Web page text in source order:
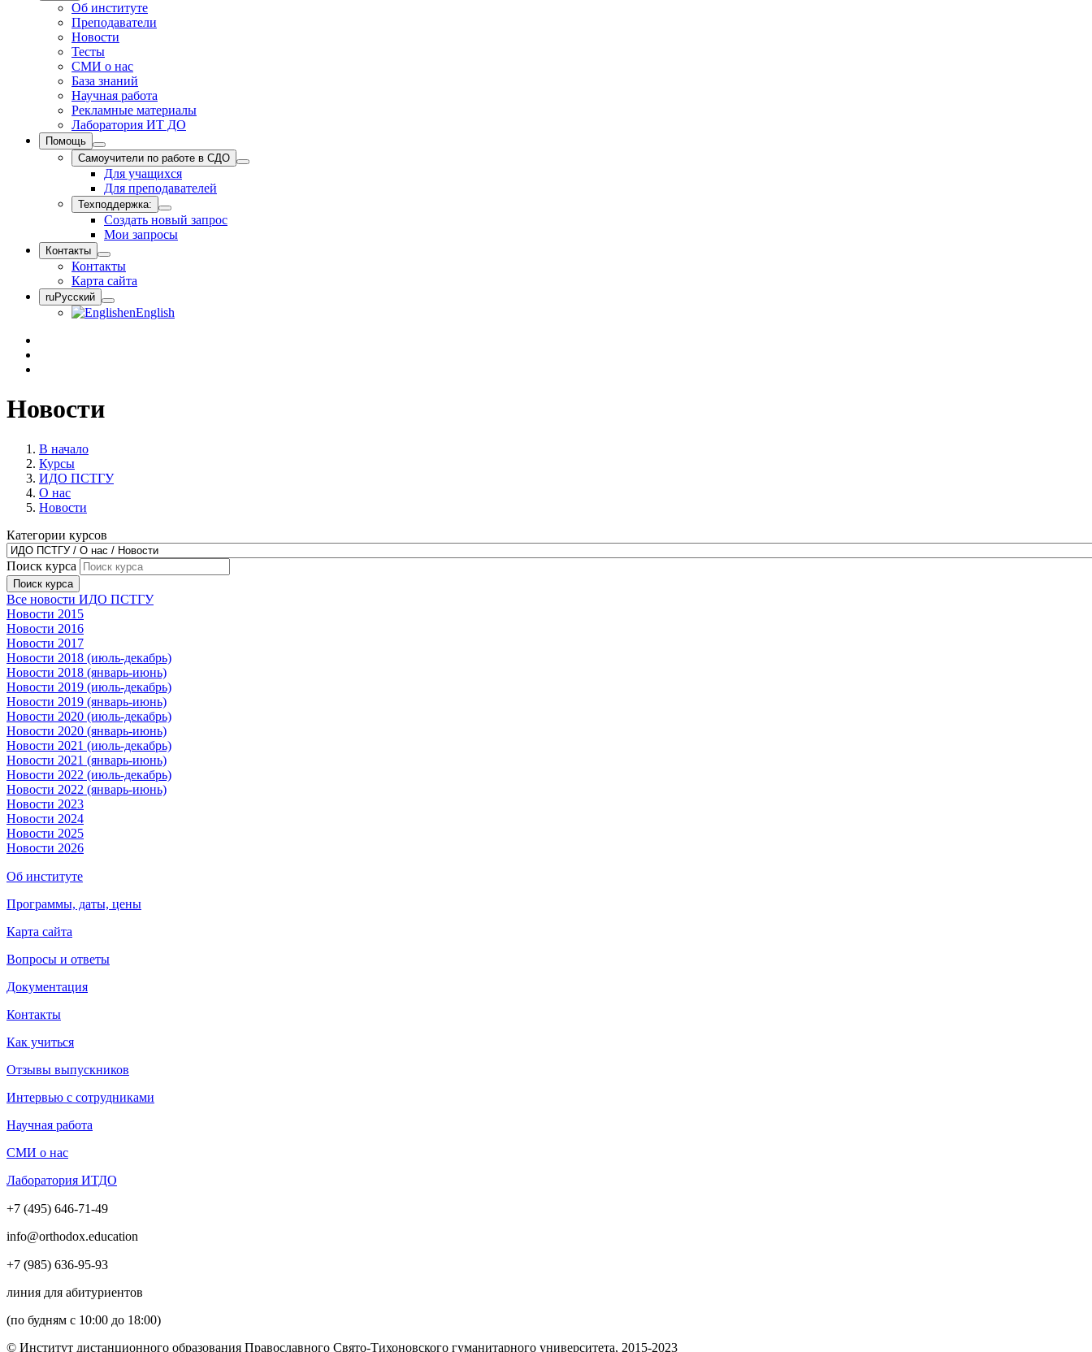
Об институте
Преподаватели
Новости
Тесты
СМИ о нас
База знаний
Научная работа
Рекламные материалы
Лаборатория ИТ ДО
Помощь
Самоучители по работе в СДО
Для учащихся
Для преподавателей
Техподдержка:
Создать новый запрос
Мои запросы
Контакты
Контакты
Карта сайта
ruРусский
enEnglish
Новости
В начало
Курсы
ИДО ПСТГУ
О нас
Новости
Категории курсов
Поиск курса
Поиск курса
Все новости ИДО ПСТГУ
Новости 2015
Новости 2016
Новости 2017
Новости 2018 (июль-декабрь)
Новости 2018 (январь-июнь)
Новости 2019 (июль-декабрь)
Новости 2019 (январь-июнь)
Новости 2020 (июль-декабрь)
Новости 2020 (январь-июнь)
Новости 2021 (июль-декабрь)
Новости 2021 (январь-июнь)
Новости 2022 (июль-декабрь)
Новости 2022 (январь-июнь)
Новости 2023
Новости 2024
Новости 2025
Новости 2026
Об институте
Программы, даты, цены
Карта сайта
Вопросы и ответы
Документация
Контакты
Как учиться
Отзывы выпускников
Интервью с сотрудниками
Научная работа
СМИ о нас
Лаборатория ИТДО
+7 (495) 646-71-49
info@orthodox.education
+7 (985) 636-95-93
линия для абитуриентов
(по будням с 10:00 до 18:00)
© Институт дистанционного образования Православного Свято-Тихоновского гуманитарного университета, 2015-2023